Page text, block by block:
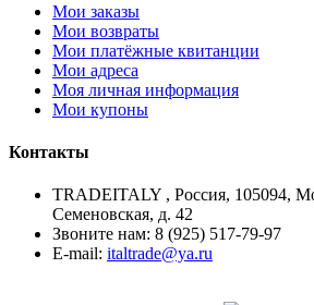
Мои заказы
Мои возвраты
Мои платёжные квитанции
Мои адреса
Моя личная информация
Мои купоны
Контакты
TRADEITALY , Россия, 105094,
Семеновская, д. 42
Звоните нам: 8 (925) 517-79-97
E-mail: italtrade@ya.ru